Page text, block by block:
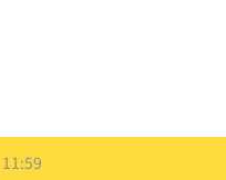
11:59